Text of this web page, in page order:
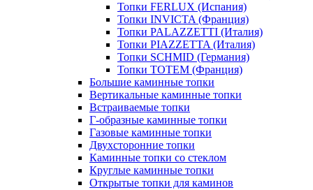
Топки FERLUX (Испания)
Топки INVICTA (Франция)
Топки PALAZZETTI (Италия)
Топки PIAZZETTA (Италия)
Топки SCHMID (Германия)
Топки TOTEM (Франция)
Большие каминные топки
Вертикальные каминные топки
Встраиваемые топки
Г-образные каминные топки
Газовые каминные топки
Двухсторонние топки
Каминные топки со стеклом
Круглые каминные топки
Открытые топки для каминов